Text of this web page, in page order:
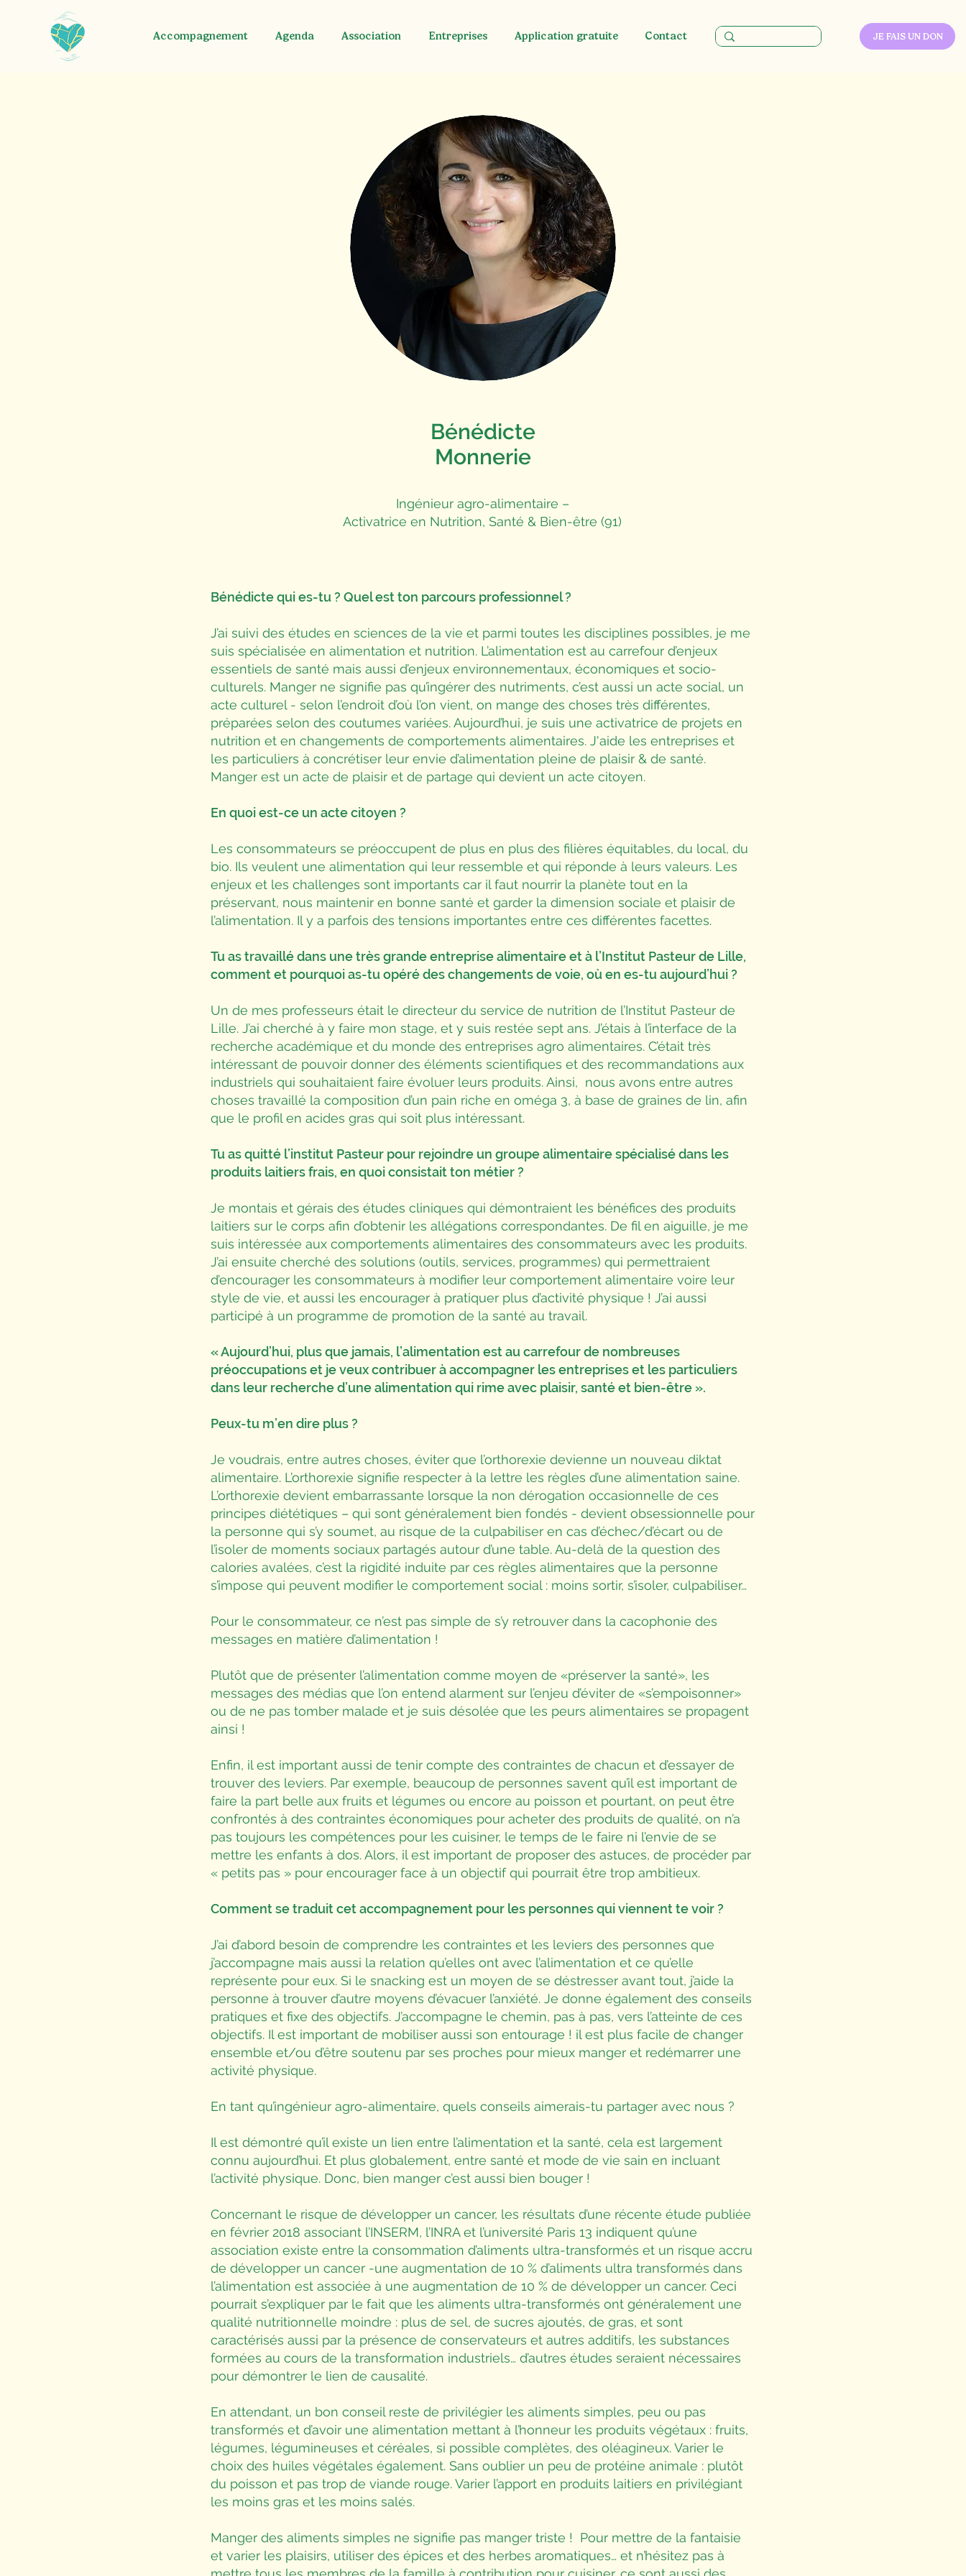
Accompagnement Agenda Association Entreprises Application gratuite Contact JE FAIS UN DON
Bénédicte
Monnerie
Ingénieur agro-alimentaire –
Activatrice en Nutrition, Santé & Bien-être (91)
Bénédicte qui es-tu ? Quel est ton parcours professionnel ?
J’ai suivi des études en sciences de la vie et parmi toutes les disciplines possibles, je me
suis spécialisée en alimentation et nutrition. L’alimentation est au carrefour d’enjeux
essentiels de santé mais aussi d’enjeux environnementaux, économiques et socio-
culturels. Manger ne signifie pas qu’ingérer des nutriments, c’est aussi un acte social, un
acte culturel - selon l’endroit d’où l’on vient, on mange des choses très différentes,
préparées selon des coutumes variées. Aujourd’hui, je suis une activatrice de projets en
nutrition et en changements de comportements alimentaires. J'aide les entreprises et
les particuliers à concrétiser leur envie d’alimentation pleine de plaisir & de santé.
Manger est un acte de plaisir et de partage qui devient un acte citoyen.
En quoi est-ce un acte citoyen ?
Les consommateurs se préoccupent de plus en plus des filières équitables, du local, du
bio. Ils veulent une alimentation qui leur ressemble et qui réponde à leurs valeurs. Les
enjeux et les challenges sont importants car il faut nourrir la planète tout en la
préservant, nous maintenir en bonne santé et garder la dimension sociale et plaisir de
l’alimentation. Il y a parfois des tensions importantes entre ces différentes facettes.
Tu as travaillé dans une très grande entreprise alimentaire et à l’Institut Pasteur de Lille,
comment et pourquoi as-tu opéré des changements de voie, où en es-tu aujourd’hui ?
Un de mes professeurs était le directeur du service de nutrition de l’Institut Pasteur de
Lille. J’ai cherché à y faire mon stage, et y suis restée sept ans. J’étais à l’interface de la
recherche académique et du monde des entreprises agro alimentaires. C’était très
intéressant de pouvoir donner des éléments scientifiques et des recommandations aux
industriels qui souhaitaient faire évoluer leurs produits. Ainsi, nous avons entre autres
choses travaillé la composition d’un pain riche en oméga 3, à base de graines de lin, afin
que le profil en acides gras qui soit plus intéressant.
Tu as quitté l’institut Pasteur pour rejoindre un groupe alimentaire spécialisé dans les
produits laitiers frais, en quoi consistait ton métier ?
Je montais et gérais des études cliniques qui démontraient les bénéfices des produits
laitiers sur le corps afin d’obtenir les allégations correspondantes. De fil en aiguille, je me
suis intéressée aux comportements alimentaires des consommateurs avec les produits.
J’ai ensuite cherché des solutions (outils, services, programmes) qui permettraient
d’encourager les consommateurs à modifier leur comportement alimentaire voire leur
style de vie, et aussi les encourager à pratiquer plus d’activité physique ! J’ai aussi
participé à un programme de promotion de la santé au travail.
« Aujourd’hui, plus que jamais, l’alimentation est au carrefour de nombreuses
préoccupations et je veux contribuer à accompagner les entreprises et les particuliers
dans leur recherche d’une alimentation qui rime avec plaisir, santé et bien-être ».
Peux-tu m’en dire plus ?
Je voudrais, entre autres choses, éviter que l’orthorexie devienne un nouveau diktat
alimentaire. L’orthorexie signifie respecter à la lettre les règles d’une alimentation saine.
L’orthorexie devient embarrassante lorsque la non dérogation occasionnelle de ces
principes diététiques – qui sont généralement bien fondés - devient obsessionnelle pour
la personne qui s’y soumet, au risque de la culpabiliser en cas d’échec/d’écart ou de
l’isoler de moments sociaux partagés autour d’une table. Au-delà de la question des
calories avalées, c’est la rigidité induite par ces règles alimentaires que la personne
s’impose qui peuvent modifier le comportement social : moins sortir, s’isoler, culpabiliser…
Pour le consommateur, ce n’est pas simple de s’y retrouver dans la cacophonie des
messages en matière d’alimentation !
Plutôt que de présenter l’alimentation comme moyen de «préserver la santé», les
messages des médias que l’on entend alarment sur l’enjeu d’éviter de «s’empoisonner»
ou de ne pas tomber malade et je suis désolée que les peurs alimentaires se propagent
ainsi !
Enfin, il est important aussi de tenir compte des contraintes de chacun et d’essayer de
trouver des leviers. Par exemple, beaucoup de personnes savent qu’il est important de
faire la part belle aux fruits et légumes ou encore au poisson et pourtant, on peut être
confrontés à des contraintes économiques pour acheter des produits de qualité, on n’a
pas toujours les compétences pour les cuisiner, le temps de le faire ni l’envie de se
mettre les enfants à dos. Alors, il est important de proposer des astuces, de procéder par
« petits pas » pour encourager face à un objectif qui pourrait être trop ambitieux.
Comment se traduit cet accompagnement pour les personnes qui viennent te voir ?
J’ai d’abord besoin de comprendre les contraintes et les leviers des personnes que
j’accompagne mais aussi la relation qu’elles ont avec l’alimentation et ce qu’elle
représente pour eux. Si le snacking est un moyen de se déstresser avant tout, j’aide la
personne à trouver d’autre moyens d’évacuer l’anxiété. Je donne également des conseils
pratiques et fixe des objectifs. J’accompagne le chemin, pas à pas, vers l’atteinte de ces
objectifs. Il est important de mobiliser aussi son entourage ! il est plus facile de changer
ensemble et/ou d’être soutenu par ses proches pour mieux manger et redémarrer une
activité physique.
En tant qu’ingénieur agro-alimentaire, quels conseils aimerais-tu partager avec nous ?
Il est démontré qu’il existe un lien entre l’alimentation et la santé, cela est largement
connu aujourd’hui. Et plus globalement, entre santé et mode de vie sain en incluant
l’activité physique. Donc, bien manger c’est aussi bien bouger !
Concernant le risque de développer un cancer, les résultats d’une récente étude publiée
en février 2018 associant l’INSERM, l’INRA et l’université Paris 13 indiquent qu’une
association existe entre la consommation d’aliments ultra-transformés et un risque accru
de développer un cancer -une augmentation de 10 % d’aliments ultra transformés dans
l’alimentation est associée à une augmentation de 10 % de développer un cancer. Ceci
pourrait s’expliquer par le fait que les aliments ultra-transformés ont généralement une
qualité nutritionnelle moindre : plus de sel, de sucres ajoutés, de gras, et sont
caractérisés aussi par la présence de conservateurs et autres additifs, les substances
formées au cours de la transformation industriels… d’autres études seraient nécessaires
pour démontrer le lien de causalité.
En attendant, un bon conseil reste de privilégier les aliments simples, peu ou pas
transformés et d’avoir une alimentation mettant à l’honneur les produits végétaux : fruits,
légumes, légumineuses et céréales, si possible complètes, des oléagineux. Varier le
choix des huiles végétales également. Sans oublier un peu de protéine animale : plutôt
du poisson et pas trop de viande rouge. Varier l’apport en produits laitiers en privilégiant
les moins gras et les moins salés.
Manger des aliments simples ne signifie pas manger triste ! Pour mettre de la fantaisie
et varier les plaisirs, utiliser des épices et des herbes aromatiques… et n’hésitez pas à